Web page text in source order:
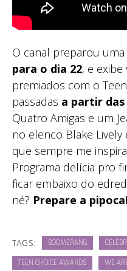
O canal preparou uma
para o dia 22, e
premiados com o
passadas a partir das
Quatro Amigas e um
no elenco Blake
que sempre me
Programa delícia pro
ficar embaixo do
né? Prepare a pipoca!
TAGS: BOOMERANG
TEEN CHOICE AWARDS WE